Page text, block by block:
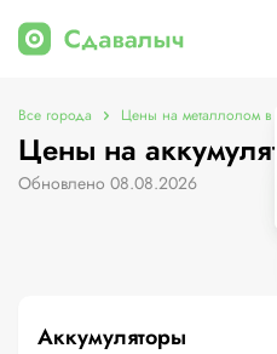
Все города Цены на металлолом в
Цены на
Обновлено 08.08.2026
Аккумуляторы